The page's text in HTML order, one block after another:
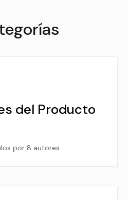
del Producto
por 8 autores